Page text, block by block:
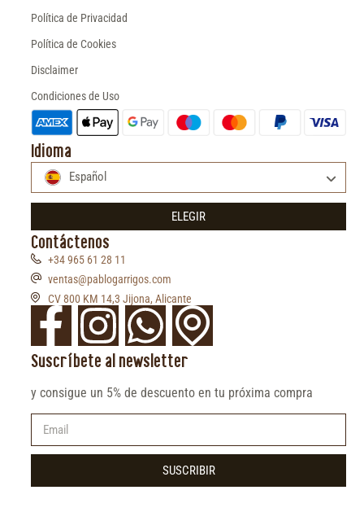
Política de Privacidad
Política de Cookies
Disclaimer
Condiciones de Uso
Idioma
Español
ELEGIR
Contáctenos
+34 965 61 28 11
ventas@pablogarrigos.com
CV 800 KM 14,3 Jijona, Alicante
Suscríbete al newsletter
y consigue un 5% de descuento en tu próxima compra
SUSCRIBIR